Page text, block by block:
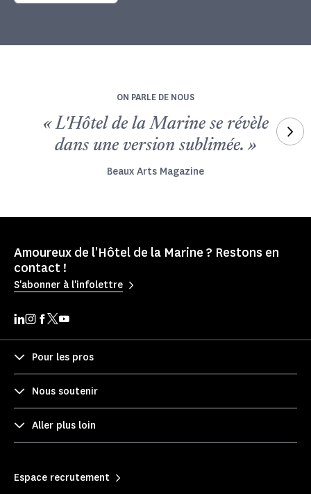
ON PARLE DE NOUS
« L'Hôtel de la Marine se révèle
dans une version sublimée. »
Beaux Arts Magazine
Amoureux de l'Hôtel de la Marine ? Restons en
contact !
S'abonner à l'infolettre
Pour les pros
Nous soutenir
Aller plus loin
Espace recrutement